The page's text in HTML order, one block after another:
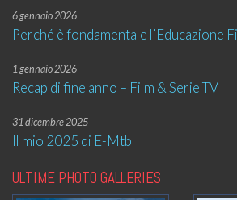
6 gennaio 2026
Perché è fondamentale l’Educazione
1 gennaio 2026
Recap di fine anno – Film & Serie TV
31 dicembre 2025
Il mio 2025 di E-Mtb
ULTIME PHOTO GALLERIES